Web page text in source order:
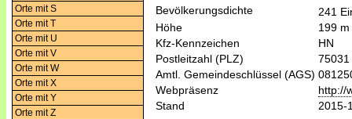
Orte mit S
Orte mit T
Orte mit U
Orte mit V
Orte mit W
Orte mit X
Orte mit Y
Orte mit Z
Bevölkerungsdichte
241
Höhe
199
Kfz-Kennzeichen
HN
Postleitzahl (PLZ)
75031
Amtl. Gemeindeschlüssel (AGS)
Webpräsenz
http://
Stand
2015-